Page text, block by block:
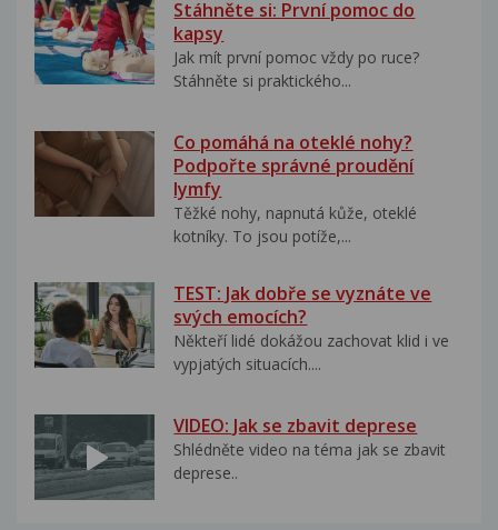
Stáhněte si: První pomoc do
kapsy
Jak mít první pomoc vždy po ruce?
Stáhněte si praktického...
Co pomáhá na oteklé nohy?
Podpořte správné proudění
lymfy
Těžké nohy, napnutá kůže, oteklé
kotníky. To jsou potíže,...
TEST: Jak dobře se vyznáte ve
svých emocích?
Někteří lidé dokážou zachovat klid i ve
vypjatých situacích....
VIDEO: Jak se zbavit deprese
Shlédněte video na téma jak se zbavit
deprese..